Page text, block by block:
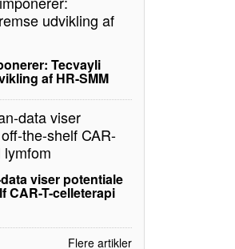
Tecvayli
af HR-SMM
viser potentiale
CAR-T-celleterapi
Flere artikler